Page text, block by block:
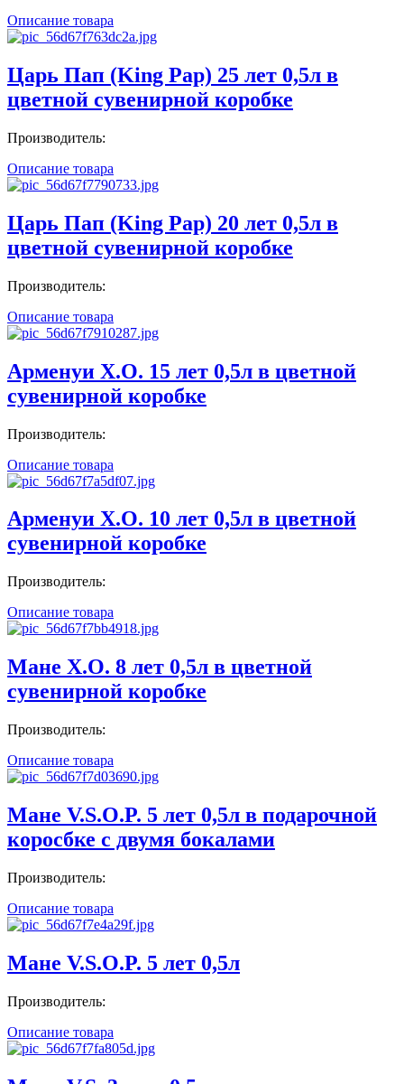
Описание товара
Царь Пап (King Pap) 25 лет 0,5л в
цветной сувенирной коробке
Производитель:
Описание товара
Царь Пап (King Pap) 20 лет 0,5л в
цветной сувенирной коробке
Производитель:
Описание товара
Арменуи X.O. 15 лет 0,5л в цветной
сувенирной коробке
Производитель:
Описание товара
Арменуи X.O. 10 лет 0,5л в цветной
сувенирной коробке
Производитель:
Описание товара
Мане X.O. 8 лет 0,5л в цветной
сувенирной коробке
Производитель:
Описание товара
Мане V.S.O.P. 5 лет 0,5л в подарочной
коросбке с двумя бокалами
Производитель:
Описание товара
Мане V.S.O.P. 5 лет 0,5л
Производитель:
Описание товара